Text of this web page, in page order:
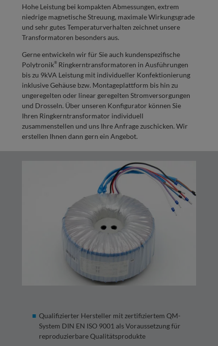
Hohe Leistung bei kompakten Abmessungen, extrem
niedrige magnetische Streuung, maximale Wirkungsgrade
und sehr gutes Temperaturverhalten zeichnet unsere
Transformatoren besonders aus.
Gerne entwickeln wir für Sie auch kundenspezifische
Polytronik®Ringkerntransformatoren in Ausführungen
bis zu 9kVA Leistung mit individueller Konfektionierung
inklusive Gehäuse bzw. Montageplattform bis hin zu
ungeregelten oder linear geregelten Stromversorgungen
und Drosseln. Über unseren Konfigurator können Sie
Ihren Ringkerntransformator individuell
zusammenstellen und uns Ihre Anfrage zuschicken. Wir
erstellen Ihnen dann gern ein Angebot.
Qualifizierter Hersteller mit zertifiziertem QM-
System DIN EN ISO 9001 als Voraussetzung für
reproduzierbare Qualitätsprodukte